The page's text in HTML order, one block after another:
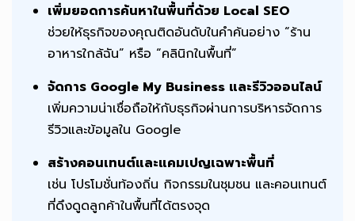
เพิ่มยอดการค้นหาในพื้นที่ด้วย Local SEO
ช่วยให้ธุรกิจของคุณติดอันดับในคำค้นอย่าง “ร้าน
อาหารใกล้ฉัน” หรือ “คลินิกในพื้นที่”
จัดการ Google My Business และรีวิวออนไลน์
เพิ่มความน่าเชื่อถือให้กับธุรกิจผ่านการบริหารจัดการ
รีวิวและข้อมูลใน Google
สร้างคอนเทนต์และแคมเปญเฉพาะพื้นที่
เช่น โปรโมชั่นท้องถิ่น กิจกรรมในชุมชน และคอนเทนต์
ที่ดึงดูดลูกค้าในพื้นที่ได้ตรงจุด